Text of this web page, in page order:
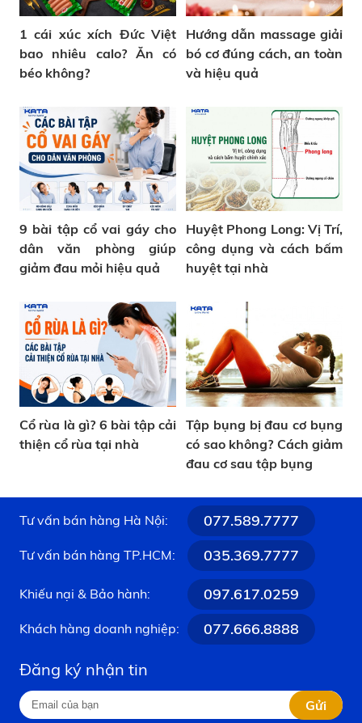
1 cái xúc xích Đức Việt
bao nhiêu calo? Ăn có
béo không?
Hướng dẫn massage giải
bó cơ đúng cách, an toàn
và hiệu quả
9 bài tập cổ vai gáy cho
dân văn phòng giúp
giảm đau mỏi hiệu quả
Huyệt Phong Long: Vị Trí,
công dụng và cách bấm
huyệt tại nhà
Cổ rùa là gì? 6 bài tập cải
thiện cổ rùa tại nhà
Tập bụng bị đau cơ bụng
có sao không? Cách giảm
đau cơ sau tập bụng
Tư vấn bán hàng Hà Nội: 077.589.7777
Tư vấn bán hàng TP.HCM: 035.369.7777
Khiếu nại & Bảo hành: 097.617.0259
Khách hàng doanh nghiệp: 077.666.8888
Đăng ký nhận tin
Gửi